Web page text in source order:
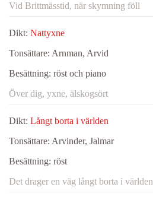
Vid Brittmässtid, när skymning föll
Dikt: Nattyxne
Tonsättare: Arnman, Arvid
Besättning: röst och piano
Över dig, yxne, älskogsört
Dikt: Långt borta i världen
Tonsättare: Arvinder, Jalmar
Besättning: röst
Det drager en väg långt borta i världen